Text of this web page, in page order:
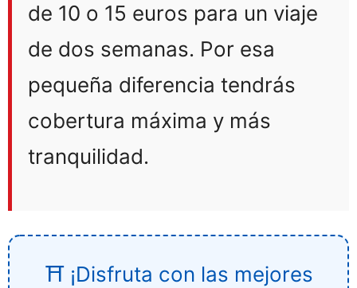
de 10 o 15 euros para un viaje
de dos semanas. Por esa
pequeña diferencia tendrás
cobertura máxima y más
tranquilidad.
⛩️ ¡Disfruta con las mejores